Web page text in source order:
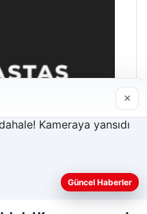
amacıyla çerezler
×
Güncel Haberler